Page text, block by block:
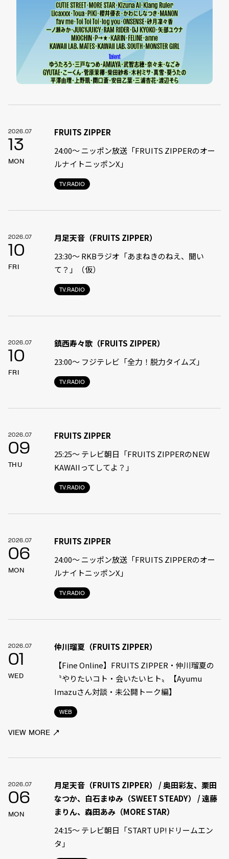
2026.07
13
MON
TV.RADIO
FRUITS ZIPPER
24:00〜 ニッポン放送「FRUITS ZIPPERのオー
ルナイトニッポンX」
2026.07
10
FRI
TV.RADIO
月足天音（FRUITS ZIPPER）
23:30〜 RKBラジオ「あまねきのねえ、聞い
て？」（仮）
2026.07
10
FRI
TV.RADIO
鎮西寿々歌（FRUITS ZIPPER）
23:00〜 フジテレビ「全力！脱力タイムズ」
2026.07
09
THU
TV.RADIO
FRUITS ZIPPER
25:25～ テレビ朝日「FRUITS ZIPPERのNEW
KAWAIIってしてよ？」
2026.07
06
MON
TV.RADIO
FRUITS ZIPPER
24:00〜 ニッポン放送「FRUITS ZIPPERのオー
ルナイトニッポンX」
2026.07
01
WED
WEB
仲川瑠夏（FRUITS ZIPPER）
【Fine Online】FRUITS ZIPPER・仲川瑠夏の
〝やりたいコト・会いたいヒト〟【Ayumu
Imazuさん対談・未公開トーク編】
VIEW MORE
2026.07
06
MON
月足天音（FRUITS ZIPPER） / 奥田彩友、栗田
なつか、白石まゆみ（SWEET STEADY） / 遠藤
まりん、森田あみ（MORE STAR）
24:15〜 テレビ朝日「START UP!ドリームエン
タ」